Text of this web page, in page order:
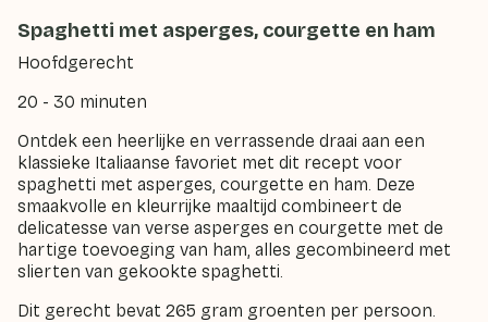
Spaghetti met asperges, courgette en ham
Hoofdgerecht
20 - 30 minuten
Ontdek een heerlijke en verrassende draai aan een
klassieke Italiaanse favoriet met dit recept voor
spaghetti met asperges, courgette en ham. Deze
smaakvolle en kleurrijke maaltijd combineert de
delicatesse van verse asperges en courgette met de
hartige toevoeging van ham, alles gecombineerd met
slierten van gekookte spaghetti.
Dit gerecht bevat 265 gram groenten per persoon.